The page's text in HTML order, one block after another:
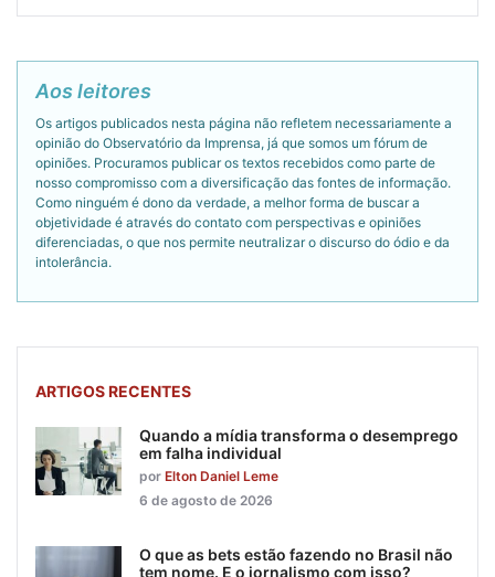
Aos leitores
Os artigos publicados nesta página não refletem necessariamente a
opinião do Observatório da Imprensa, já que somos um fórum de
opiniões. Procuramos publicar os textos recebidos como parte de
nosso compromisso com a diversificação das fontes de informação.
Como ninguém é dono da verdade, a melhor forma de buscar a
objetividade é através do contato com perspectivas e opiniões
diferenciadas, o que nos permite neutralizar o discurso do ódio e da
intolerância.
ARTIGOS RECENTES
Quando a mídia transforma o desemprego
em falha individual
por Elton Daniel Leme
6 de agosto de 2026
O que as bets estão fazendo no Brasil não
tem nome. E o jornalismo com isso?